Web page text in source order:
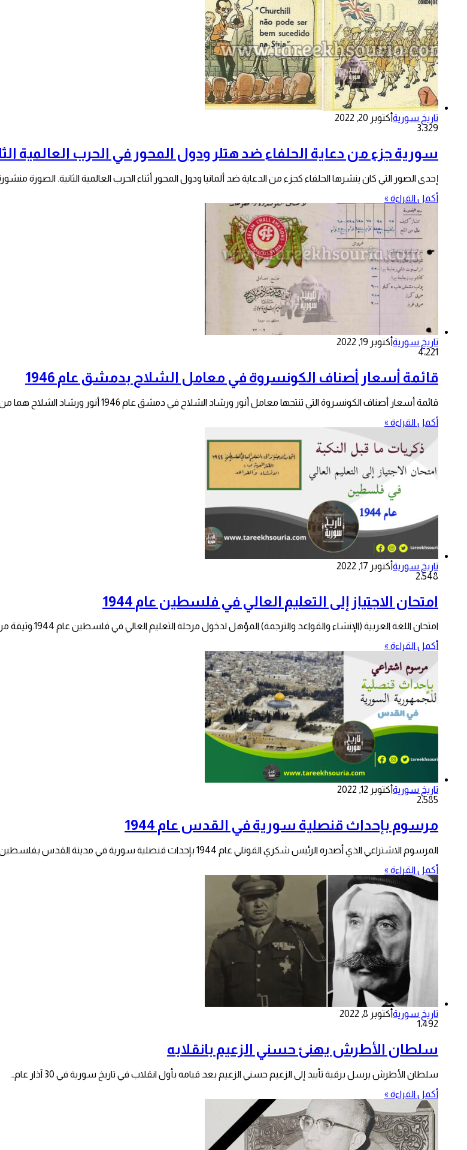
تاريخ سوريةأكتوبر 20, 2022
3٬329
سورية جزء من دعاية الحلفاء ضد هتلر ودول المحور في الحرب العالمية
إحدى الصور التي كان ينشرها الحلفاء كجزء من الدعاية ضد ألمانيا ودول المحور أثناء الحرب العالمية الثانية. الصورة
أكمل القراءة »
تاريخ سوريةأكتوبر 19, 2022
4٬221
قائمة أسعار أصناف الكونسروة في معامل الشلاح بدمشق عام 1946
قائمة أسعار أصناف الكونسروة التي تنتجها معامل أنور ورشاد الشلاح في دمشق عام 1946 أنور ورشاد الشلاح هما من أولاد…
أكمل القراءة »
تاريخ سوريةأكتوبر 17, 2022
2٬548
امتحان الاجتياز إلى التعليم العالي في فلسطين عام 1944
امتحان اللغة العربية (الإنشاء والقواعد والترجمة) المؤهل لدخول مرحلة التعليم العالي في فلسطين عام 1944.وثيقة من وثائق فترة الانتداب البريطاني…
أكمل القراءة »
تاريخ سورية أكتوبر 12, 2022
2٬585
مرسوم بإحداث قنصلية سورية في القدس عام 1944
المرسوم الاشتراعي الذي أصدره الرئيس شكري القوتلي عام 1944 بإحداث قنصلية سورية في مدينة القدس بفلسطين. مرسوم رقم 309 إن…
أكمل القراءة »
تاريخ سوريةأكتوبر 8, 2022
1٬492
سلطان الأطرش يهنئ حسني الزعيم بانقلابه
سلطان الأطرش يرسل برقية تأييد إلى الزعيم حسني الزعيم بعد قيامه بأول انقلاب في تاريخ سورية في 30 آذار عام…
أكمل القراءة »